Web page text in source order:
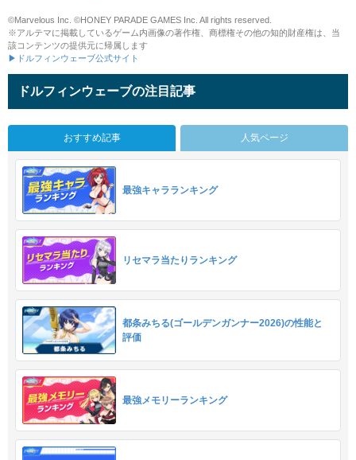
©Marvelous Inc. ©HONEY PARADE GAMES Inc. All rights reserved.
※アルテマに掲載しているゲーム内画像の著作権、商標権その他の知的財産権は、当
該コンテンツの提供元に帰属します
▶ドルフィンウェーブ公式サイト
ドルフィンウェーブの注目記事
おすすめ記事 人気ページ
最強キャラランキング
リセマラ当たりランキング
都条みちる(ゴールデンガンナー2026)の性能と
評価
最強メモリーランキング